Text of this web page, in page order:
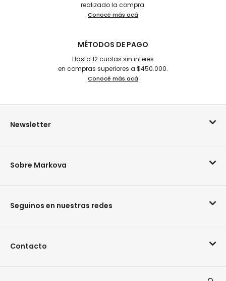
realizado la compra.
Conocé más acá
MÉTODOS DE PAGO
Hasta 12 cuotas sin interés
en compras superiores a $450.000.
Conocé más acá
Newsletter
Sobre Markova
Seguinos en nuestras redes
Contacto